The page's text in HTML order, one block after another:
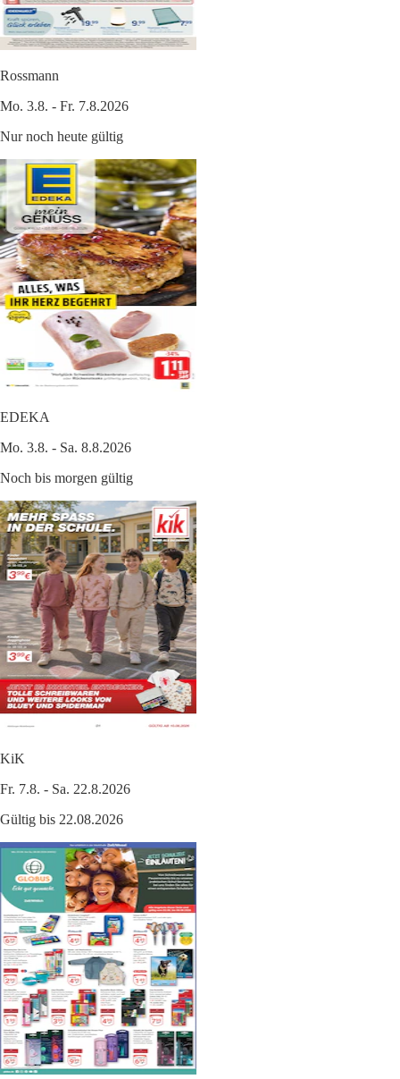
Rossmann
Mo. 3.8. - Fr. 7.8.2026
Nur noch heute gültig
EDEKA
Mo. 3.8. - Sa. 8.8.2026
Noch bis morgen gültig
KiK
Fr. 7.8. - Sa. 22.8.2026
Gültig bis 22.08.2026